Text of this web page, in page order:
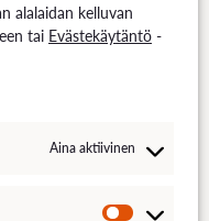
alalaidan kelluvan
tai Evästekäytäntö -
Aina aktiivinen